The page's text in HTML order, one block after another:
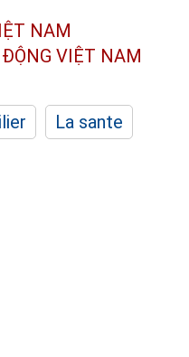
NAM
VIỆT NAM
La sante